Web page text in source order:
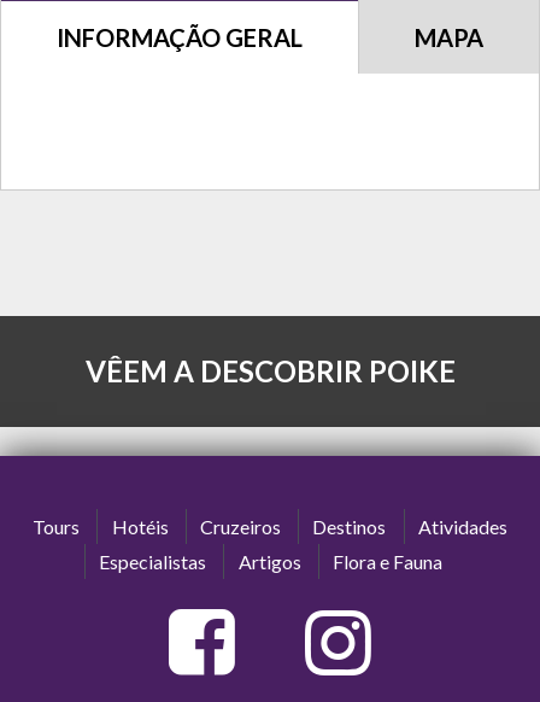
INFORMAÇÃO GERAL MAPA
VÊEM A DESCOBRIR POIKE
Tours Hotéis Cruzeiros Destinos
Atividades
Especialistas
Artigos Flora e Fauna